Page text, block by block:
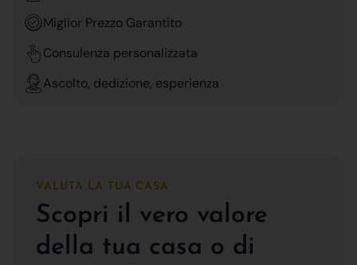
Miglior Prezzo Garantito
Consulenza personalizzata
Ascolto, dedizione, esperienza
VALUTA LA TUA CASA
Scopri il vero valore
della tua casa o di